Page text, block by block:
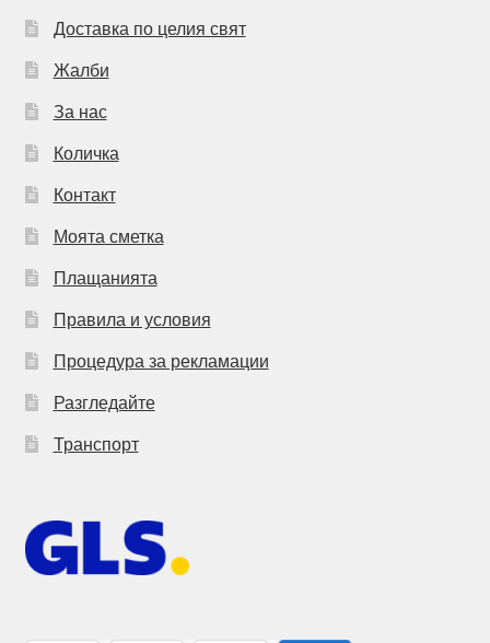
Доставка по целия свят
Жалби
За нас
Количка
Контакт
Моята сметка
Плащанията
Правила и условия
Процедура за рекламации
Разгледайте
Транспорт